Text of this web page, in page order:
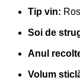
Tip vin:
Soi de
Anul
Volum